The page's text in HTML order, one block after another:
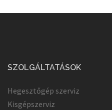
SZOLGÁLTATÁSOK
Hegesztőgép szerviz
Kisgépszerviz